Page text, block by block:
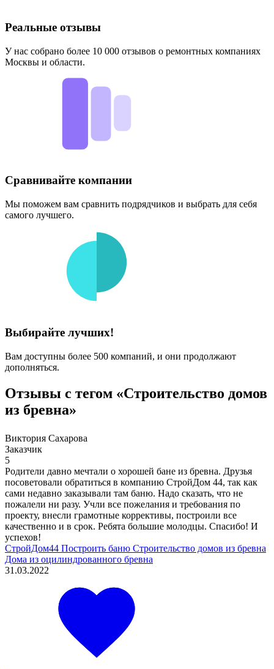
Реальные отзывы
У нас собрано более 10 000 отзывов о ремонтных компаниях
Москвы и области.
Сравнивайте компании
Мы поможем вам сравнить подрядчиков и выбрать для себя
самого лучшего.
Выбирайте лучших!
Вам доступны более 500 компаний, и они продолжают
дополняться.
Отзывы с тегом «Строительство домов
из бревна»
Виктория Сахарова
Заказчик
5
Родители давно мечтали о хорошей бане из бревна. Друзья
посоветовали обратиться в компанию СтройДом 44, так как
сами недавно заказывали там баню. Надо сказать, что не
пожалели ни разу. Учли все пожелания и требования по
проекту, внесли грамотные коррективы, построили все
качественно и в срок. Ребята большие молодцы. Спасибо! И
успехов!
СтройДом44 Построить баню Строительство домов из бревна
Дома из оцилиндрованного бревна
31.03.2022